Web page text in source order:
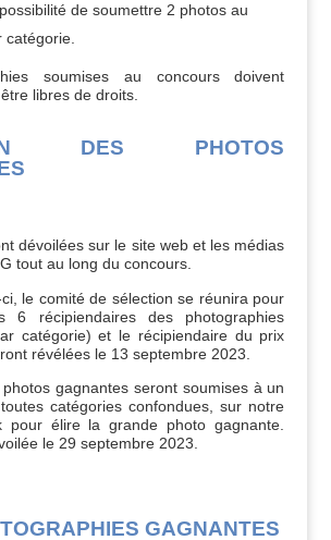
de soumettre 2 photos au
catégorie.
soumises au concours doivent
libres de droits.
DES PHOTOS
dévoilées sur le site web et les médias
tout au long du concours.
le comité de sélection se réunira pour
6 récipiendaires des photographies
catégorie) et le récipiendaire du prix
révélées le 13 septembre 2023.
gagnantes seront soumises à un
catégories confondues, sur notre
pour élire la grande photo gagnante.
le 29 septembre 2023.
GAGNANTES